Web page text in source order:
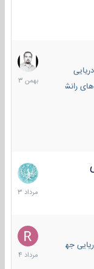
رانشی دریایی
6
بهمن
1403
2
مرداد
1403
جهان
16
مرداد
1404